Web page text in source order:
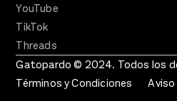
YouTube
TikTok
Threads
Gatopardo © 2024. Todos los
Términos y Condiciones